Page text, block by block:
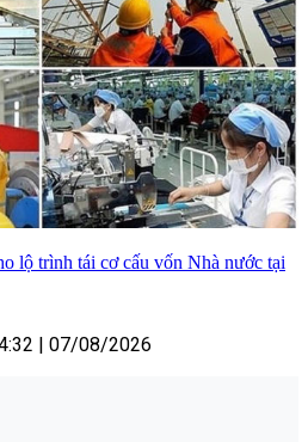
lộ trình tái cơ cấu vốn Nhà nước tại
| 07/08/2026